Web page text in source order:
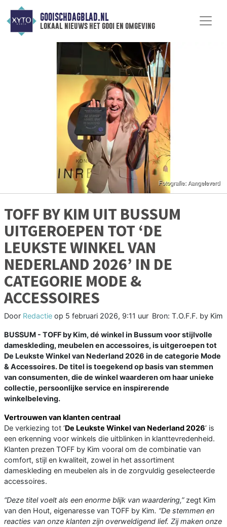
GOOISCHDAGBLAD.NL
lokaal nieuws het gooi en omgeving
TOFF BY KIM UIT BUSSUM
UITGEROEPEN TOT ‘DE
LEUKSTE WINKEL VAN
NEDERLAND 2026’ IN DE
CATEGORIE MODE &
ACCESSOIRES
Door Redactie op 5 februari 2026, 9:11 uur Bron: T.O.F.F. by Kim
BUSSUM - TOFF by Kim, dé winkel in Bussum voor stijlvolle
dameskleding, meubelen en accessoires, is uitgeroepen tot
De Leukste Winkel van Nederland 2026 in de categorie Mode
& Accessoires. De titel is toegekend op basis van stemmen
van consumenten, die de winkel waarderen om haar unieke
collectie, persoonlijke service en inspirerende
winkelbeleving.
Vertrouwen van klanten centraal
De verkiezing tot ‘De Leukste Winkel van Nederland 2026’ is
een erkenning voor winkels die uitblinken in klanttevredenheid.
Klanten prezen TOFF by Kim vooral om de combinatie van
comfort, stijl en kwaliteit, zowel in het assortiment
dameskleding en meubelen als in de zorgvuldig geselecteerde
accessoires.
“Deze titel voelt als een enorme blijk van waardering,” zegt Kim
van den Hout, eigenaresse van TOFF by Kim. “De stemmen en
reacties van onze klanten zijn overweldigend lief. Zij maken onze